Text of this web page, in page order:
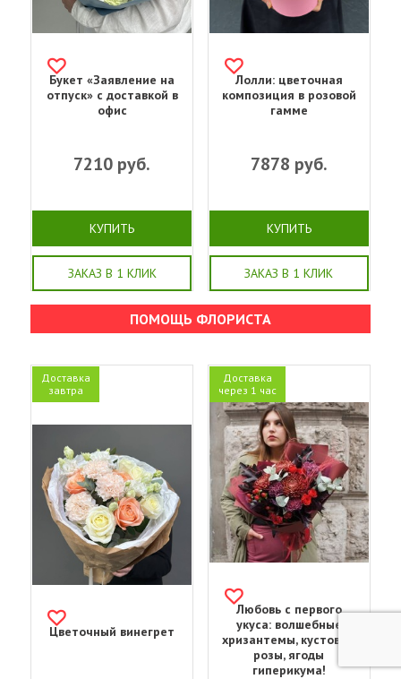
Букет «Заявление на
отпуск» с доставкой в
офис
7210 руб.
КУПИТЬ
ЗАКАЗ В 1 КЛИК
Лолли: цветочная
композиция в розовой
гамме
7878 руб.
КУПИТЬ
ЗАКАЗ В 1 КЛИК
ПОМОЩЬ ФЛОРИСТА
Доставка
завтра
Цветочный винегрет
Доставка
через 1 час
Любовь с первого
укуса: волшебные
хризантемы, кустовые
розы, ягоды
гиперикума!